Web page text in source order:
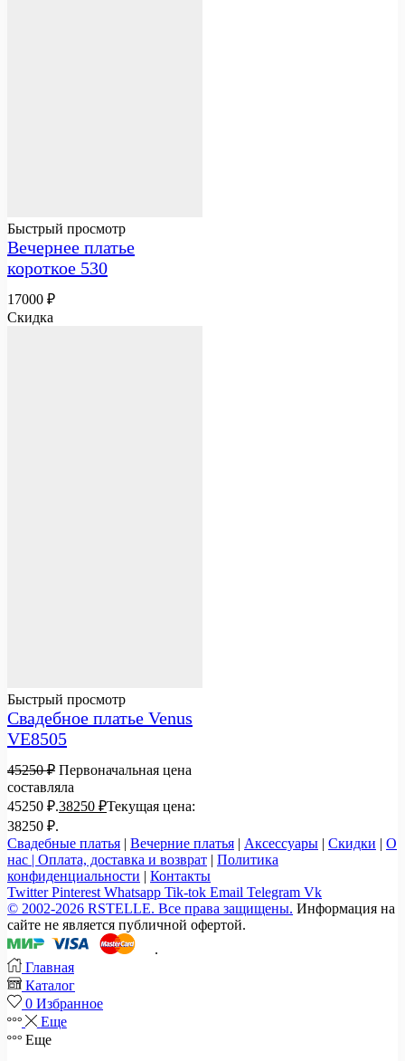
Быстрый просмотр
Вечернее платье
короткое 530
17000 ₽
Скидка
Быстрый просмотр
Свадебное платье Venus
VE8505
45250₽ Первоначальная цена
составляла
45250 ₽.38250 ₽Текущая цена:
38250 ₽.
Свадебные платья | Вечерние платья | Аксессуары | Скидки | О
нас | Оплата, доставка и возврат | Политика
конфиденциальности | Контакты
Twitter Pinterest Whatsapp Tik-tok Email Telegram Vk
© 2002-2026 RSTELLE. Все права защищены. Информация на
сайте не является публичной офертой.
.
Главная
Каталог
0 Избранное
Еще
Еще